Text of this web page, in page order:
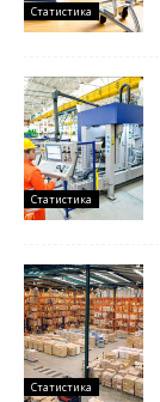
Статистика
Статистика
Статистика